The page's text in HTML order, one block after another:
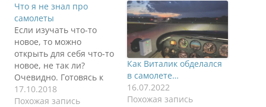
Что я не знал про
самолеты
Если изучать что-то
новое, то можно
открыть для себя что-то
новое, не так ли?
Очевидно. Готовясь к
экзаменам пилота
частной авиации я
17.10.2018
Похожая запись
Как Виталик обделался
в самолете…
16.07.2022
Похожая запись